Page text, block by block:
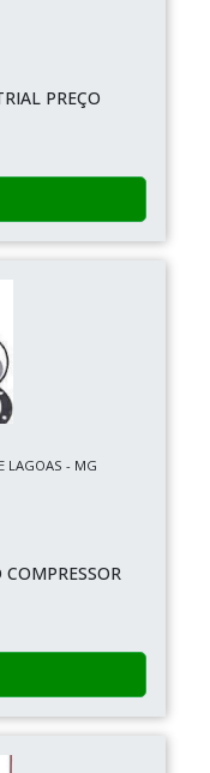
PREÇO
LAGOAS - MG